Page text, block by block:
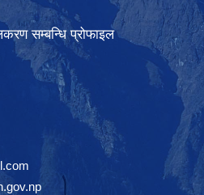
सम्बन्धि प्रोफाइल